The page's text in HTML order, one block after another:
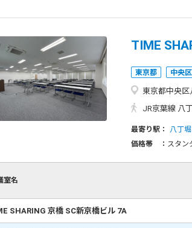
TIME
東京都 中央区
東京都中央区
JR京葉線 八丁堀駅 A3出口より徒歩 4分 東京メトロ日比谷線 八丁堀
最寄り駅： 八丁堀
価格帯 ： スタン
室名
SHARING 京橋 SC新京橋ビル 7A